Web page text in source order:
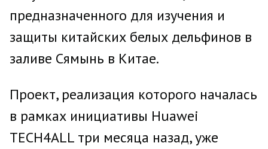
предназначенного для изучения и
защиты китайских белых дельфинов в
заливе Сямынь в Китае.
Проект, реализация которого началась
в рамках инициативы Huawei
TECH4ALL три месяца назад, уже